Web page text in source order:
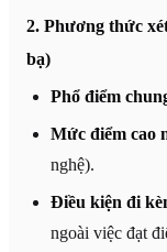
2. Phương thức
bạ)
Phổ điểm
Mức điểm cao
nghệ).
Điều kiện đi
ngoài việc đạt